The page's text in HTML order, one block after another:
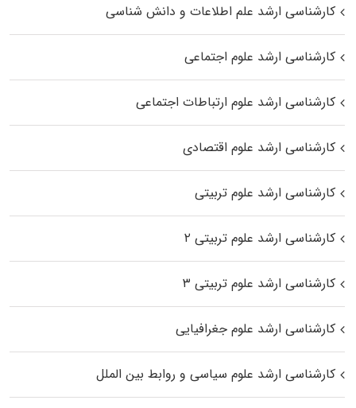
کارشناسی ارشد علم اطلاعات و دانش شناسی
کارشناسی ارشد علوم اجتماعی
کارشناسی ارشد علوم ارتباطات اجتماعی
کارشناسی ارشد علوم اقتصادی
کارشناسی ارشد علوم تربیتی
کارشناسی ارشد علوم تربیتی ۲
کارشناسی ارشد علوم تربیتی ۳
کارشناسی ارشد علوم جغرافیایی
کارشناسی ارشد علوم سیاسی و روابط بین الملل